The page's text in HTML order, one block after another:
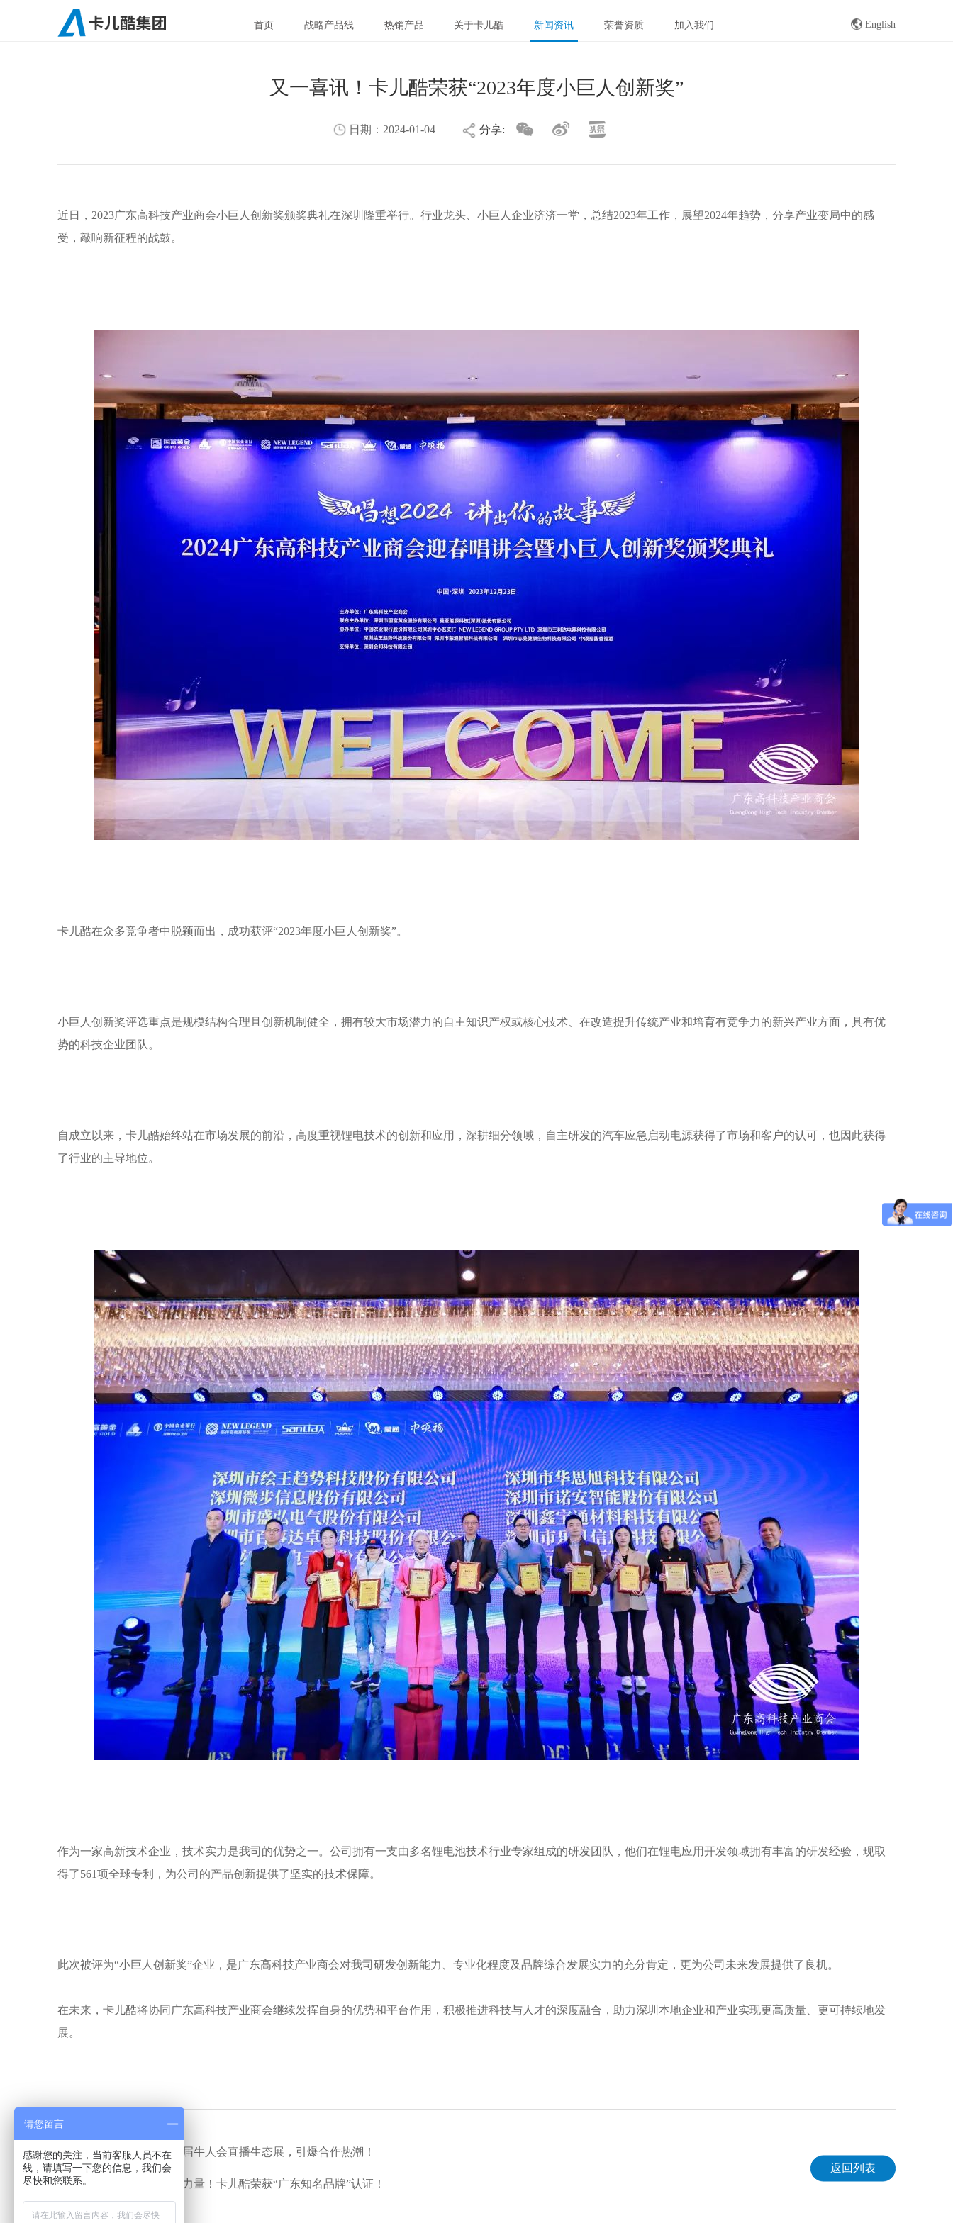
English
首页 战略产品线 热销产品 关于卡儿酷 新闻资讯 荣誉资质 加入我们
又一喜讯！卡儿酷荣获“2023年度小巨人创新奖”
日期： 2024-01-04 分享:
近日，2023广东高科技产业商会小巨人创新奖颁奖典礼在深圳隆重举行。行业龙头、小巨人企业济济一堂，总结2023年工作，展望2024年趋势，分享产业变局中的感
受，敲响新征程的战鼓。
卡儿酷在众多竞争者中脱颖而出，成功获评“2023年度小巨人创新奖”。
小巨人创新奖评选重点是规模结构合理且创新机制健全，拥有较大市场潜力的自主知识产权或核心技术、在改造提升传统产业和培育有竞争力的新兴产业方面，具有优
势的科技企业团队。
自成立以来，卡儿酷始终站在市场发展的前沿，高度重视锂电技术的创新和应用，深耕细分领域，自主研发的汽车应急启动电源获得了市场和客户的认可，也因此获得
了行业的主导地位。
作为一家高新技术企业，技术实力是我司的优势之一。公司拥有一支由多名锂电池技术行业专家组成的研发团队，他们在锂电应用开发领域拥有丰富的研发经验，现取
得了561项全球专利，为公司的产品创新提供了坚实的技术保障。
此次被评为“小巨人创新奖”企业，是广东高科技产业商会对我司研发创新能力、专业化程度及品牌综合发展实力的充分肯定，更为公司未来发展提供了良机。
在未来，卡儿酷将协同广东高科技产业商会继续发挥自身的优势和平台作用，积极推进科技与人才的深度融合，助力深圳本地企业和产业实现更高质量、更可持续地发
展。
上一个：卡儿酷亮相第五届牛人会直播生态展，引爆合作热潮！
下一个： 实力雄厚！品牌力量！卡儿酷荣获“广东知名品牌”认证！
返回列表
请您留言
感谢您的关注，当前客服人员不在
线，请填写一下您的信息，我们会
尽快和您联系。